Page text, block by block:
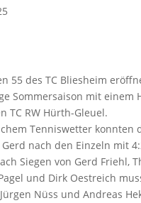
55 des TC Bliesheim
Sommersaison mit einem
TC RW Hürth-Gleuel.
Tenniswetter konnten
Gerd nach den Einzeln mit
Siegen von Gerd Friehl,
und Dirk Oestreich
Nüss und Andreas